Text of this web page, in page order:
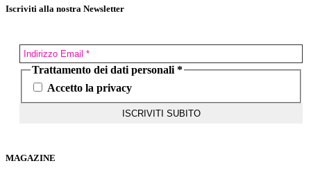
Iscriviti alla nostra Newsletter
Trattamento dei dati personali *
Accetto la privacy
MAGAZINE